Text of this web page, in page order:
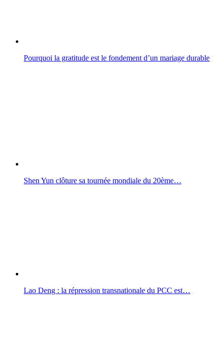
Pourquoi la gratitude est le fondement d’un mariage durable
Shen Yun clôture sa tournée mondiale du 20ème…
Lao Deng : la répression transnationale du PCC est…